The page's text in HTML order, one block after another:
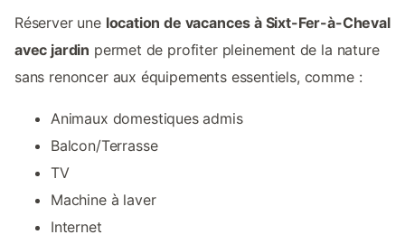
Réserver une location de vacances à Sixt-Fer-à-Cheval
avec jardin permet de profiter pleinement de la nature
sans renoncer aux équipements essentiels, comme :
Animaux domestiques admis
Balcon/Terrasse
TV
Machine à laver
Internet